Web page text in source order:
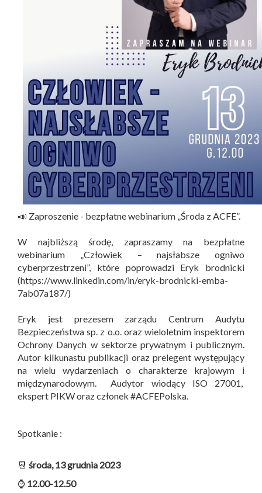
📣 Zaproszenie - bezpłatne webinarium „Środa z ACFE”.
W najbliższą środę, zapraszamy na bezpłatne
webinarium „Człowiek – najsłabsze ogniwo
cyberprzestrzeni”, które poprowadzi Eryk brodnicki
(https://www.linkedin.com/in/eryk-brodnicki-emba-
7ab07a187/)
Eryk jest prezesem zarządu Centrum Audytu
Bezpieczeństwa sp. z o.o. oraz wieloletnim inspektorem
Ochrony Danych w sektorze prywatnym i publicznym.
Autor kilkunastu publikacji oraz prelegent występujący
na wielu wydarzeniach o charakterze krajowym i
międzynarodowym. Audytor wiodący ISO 27001,
ekspert PIKW oraz członek #ACFEPolska.
Spotkanie :
📆 środa, 13 grudnia 2023
⌚ 12.00-12.50